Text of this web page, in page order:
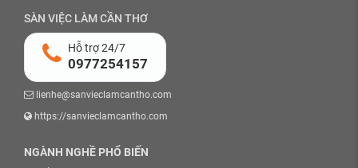
SÀN VIỆC LÀM CẦN THƠ
Hỗ trợ 24/7
0977254157
lienhe@sanvieclamcantho.com
https://sanvieclamcantho.com
NGÀNH NGHỀ PHỔ BIẾN